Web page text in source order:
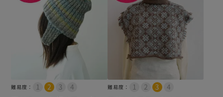
難易度： 難易度：